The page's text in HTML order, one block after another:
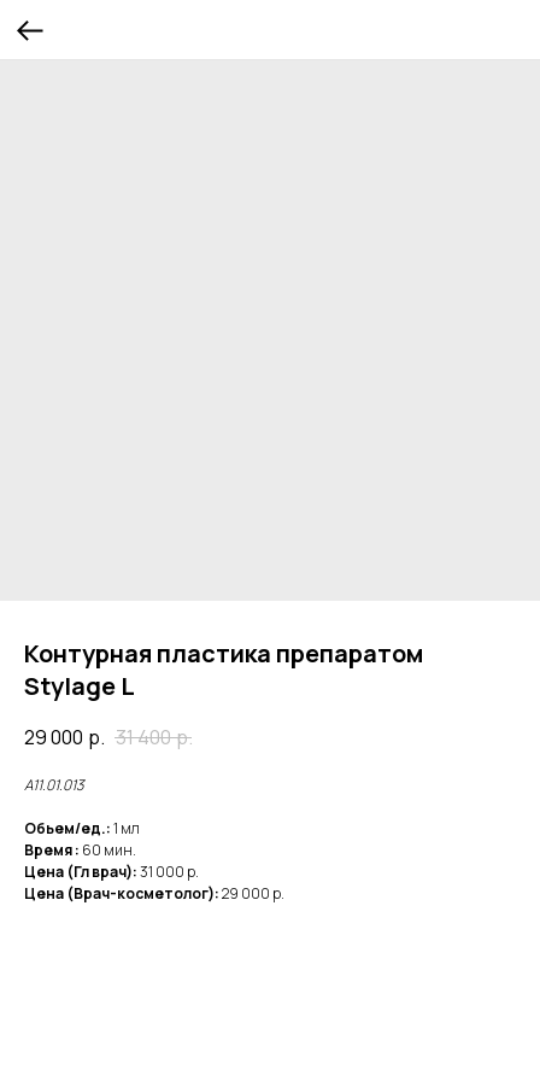
Контурная пластика препаратом
Stylage L
29 000 р. 31 400р.
А11.01.013
Обьем/ед.:1 мл
Время : 60 мин.
Цена (Гл врач):31 000 р.
Цена (Врач-косметолог):29 000 р.